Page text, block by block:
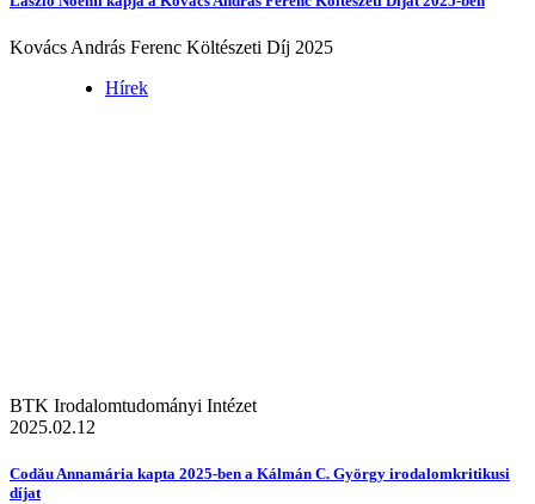
Kovács András Ferenc Költészeti Díj 2025
Hírek
BTK Irodalomtudományi Intézet
2025.02.12
Codău Annamária kapta 2025-ben a Kálmán C. György irodalomkritikusi
díjat